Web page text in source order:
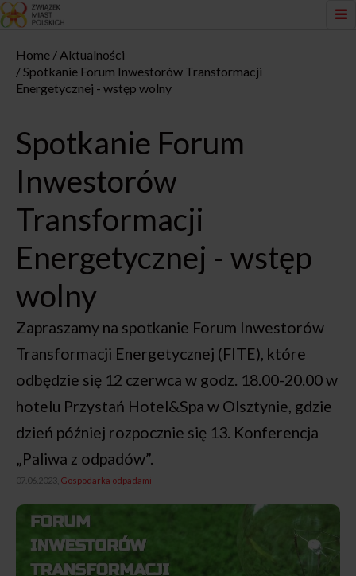
Home
Aktualności
Spotkanie Forum Inwestorów Transformacji
Energetycznej - wstęp wolny
Spotkanie Forum
Inwestorów
Transformacji
Energetycznej - wstęp
wolny
Zapraszamy na spotkanie Forum Inwestorów
Transformacji Energetycznej (FITE), które
odbędzie się 12 czerwca w godz. 18.00-20.00 w
hotelu Przystań Hotel&Spa w Olsztynie, gdzie
dzień później rozpocznie się 13. Konferencja
„Paliwa z odpadów”.
07.06.2023, Gospodarka odpadami